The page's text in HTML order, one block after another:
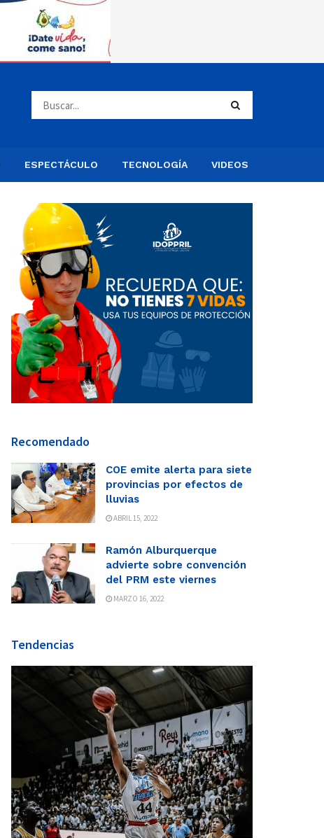
ESPECTÁCULO TECNOLOGÍA VIDEOS
Recomendado
COE emite alerta para siete
provincias por efectos de
lluvias
ABRIL 15, 2022
Ramón Alburquerque
advierte sobre convención
del PRM este viernes
MARZO 16, 2022
Tendencias